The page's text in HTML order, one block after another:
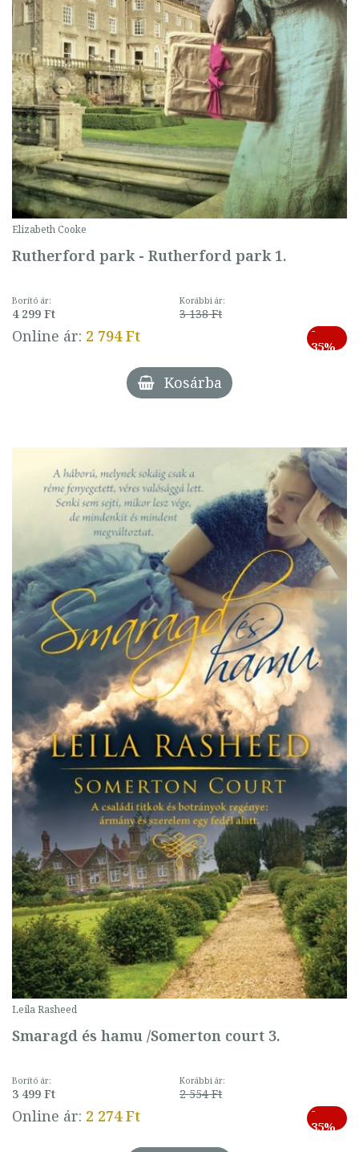
Elizabeth Cooke
Rutherford park - Rutherford park 1.
Borító ár:
4 299 Ft
Korábbi ár:
3 138 Ft
Online ár: 2 794 Ft
-
35%
Kosárba
Leila Rasheed
Smaragd és hamu /Somerton court 3.
Borító ár:
3 499 Ft
Korábbi ár:
2 554 Ft
Online ár: 2 274 Ft
-
35%